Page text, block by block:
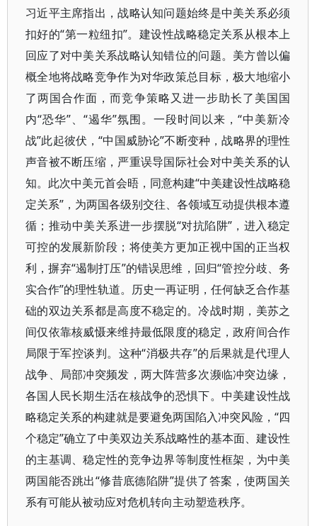
习近平主席指出，战略认知问题始终是中美关系必须
扣好的“第一粒纽扣”。建设性战略稳定关系从根本上
回应了对中美关系战略认知错位的问题。美方曾以偏
概全地将战略竞争作为对华政策总目标，极大地缩小
了两国合作面，而竞争策略又进一步助长了美国国
内“恐华”、“遏华”氛围。一段时间以来，“中美新冷
战”此起彼伏，“中国威胁论”不断变种，战略界的理性
声音被不断压缩，严重误导国际社会对中美关系的认
知。此次中美元首会晤，同意构建“中美建设性战略稳
定关系”，为两国各级别交往、各领域互动提供根本遵
循；推动中美关系进一步摆脱“对抗陷阱”，进入稳定
可控的发展新阶段；将使美方更加正视中国的正当权
利，摒弃“遏制打压”的错误思维，回归“管控分歧、务
实合作”的理性轨道。历史一再证明，任何缺乏合作基
础的双边关系都是高度不稳定的。冷战时期，美苏之
间仅依靠核威慑来维持最低限度的稳定，政府间合作
局限于军控谈判。这种“消极共存”的后果就是代理人
战争、局部冲突频发，两大阵营多次濒临冲突边缘，
各国人民长期生活在核战争的恐惧下。中美建设性战
略稳定关系的构建就是要避免两国陷入冲突风险，“四
个稳定”确立了中美双边关系战略性的基本面、建设性
的主基调、稳定性的竞争边界等制度性框架，为中美
两国能否跳出“修昔底德陷阱”提供了答案，使两国关
系有可能从被动应对危机转向主动塑造秩序。